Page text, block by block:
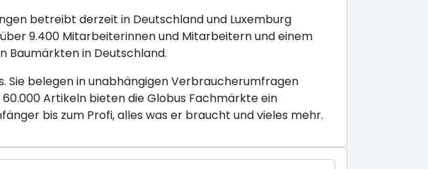
betreibt derzeit in Deutschland und Luxemburg
9.400 Mitarbeiterinnen und Mitarbeitern und einem
Baumärkten in Deutschland.
Sie belegen in unabhängigen Verbraucherumfragen
Artikeln bieten die Globus Fachmärkte ein
bis zum Profi, alles was er braucht und vieles mehr.